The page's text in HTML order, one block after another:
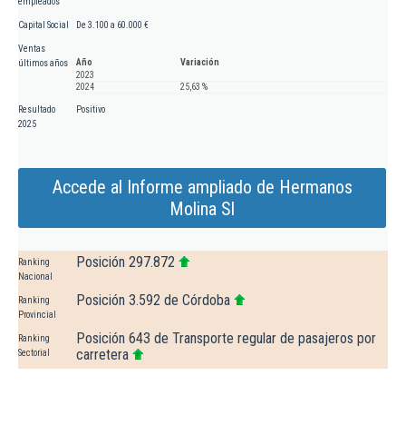
Capital Social De 3.100 a 60.000 €
Ventas
últimos años
Año
Variación
2023
2024
25,63 %
Resultado
2025
Positivo
Accede al Informe ampliado de Hermanos
Molina Sl
Ranking
Nacional
Posición 297.872
Ranking
Provincial
Posición 3.592 de Córdoba
Ranking
Sectorial
Posición 643 de Transporte regular de pasajeros por
carretera